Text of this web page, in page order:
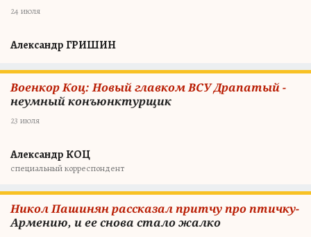
24 июля
Александр ГРИШИН
Военкор Коц: Новый главком ВСУ Драпатый -
неумный конъюнктурщик
23 июля
Александр КОЦ
специальный корреспондент
Никол Пашинян рассказал притчу про птичку-
Армению, и ее снова стало жалко